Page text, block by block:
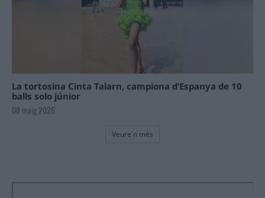
La tortosina Cinta Talarn, campiona d’Espanya de 10
balls solo júnior
08 maig 2026
Veure'n més